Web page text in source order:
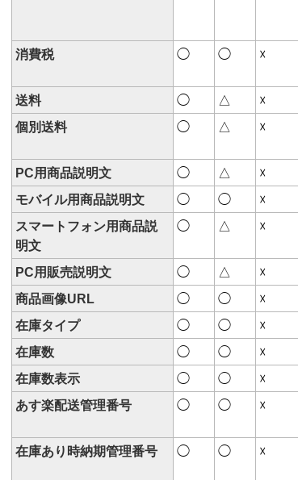
消費税
◯ ◯ ☓
送料
◯ △ ☓
個別送料
◯ △ ☓
PC用商品説明文
◯ △ ☓
モバイル用商品説明文
◯ ◯
☓
スマートフォン用商品説
明文
◯ △ ☓
PC用販売説明文 ◯ △
☓
商品画像URL
◯ ◯
☓
在庫タイプ
◯ ◯ ☓
在庫数
◯ ◯
☓
在庫数表示
◯ ◯ ☓
あす楽配送管理番号
◯ ◯ ☓
在庫あり時納期管理番号
◯ ◯ ☓